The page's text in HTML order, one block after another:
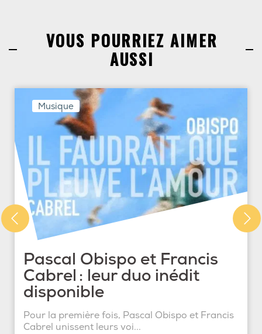
VOUS POURRIEZ AIMER
AUSSI
Musique
Pascal Obispo et Francis
Cabrel : leur duo inédit
disponible
Pour la première fois, Pascal Obispo et Francis
Cabrel unissent leurs voi...